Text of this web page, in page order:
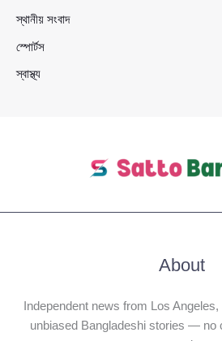
স্থানীয় সংবাদ
স্পোর্টস
স্বাস্থ্য
About
Independent news from Los
unbiased Bangladeshi stories — no